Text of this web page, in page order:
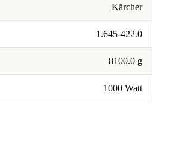
Kärcher
1.645-422.0
8100.0 g
1000 Watt